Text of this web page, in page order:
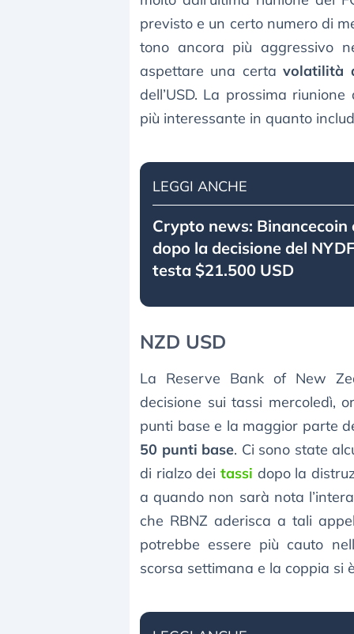
previsto e un certo numero di
tono ancora più aggressivo
aspettare una certavolatilità
dell’USD. La prossima
più interessante in quanto
LEGGI ANCHE
Crypto news: Binancecoin
dopo la decisione del
testa $21.500 USD
NZD USD
La Reserve Bank of New
decisione sui tassi mercoledì,
punti base e la maggior parte
50 punti base. Ci sono state
di rialzo dei tassi dopo la
a quando non sarà nota
che RBNZ aderisca a tali
potrebbe essere più cauto
scorsa settimana e la coppia si